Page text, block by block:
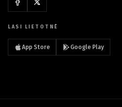
LASI LIETOTNĒ
App Store Google Play